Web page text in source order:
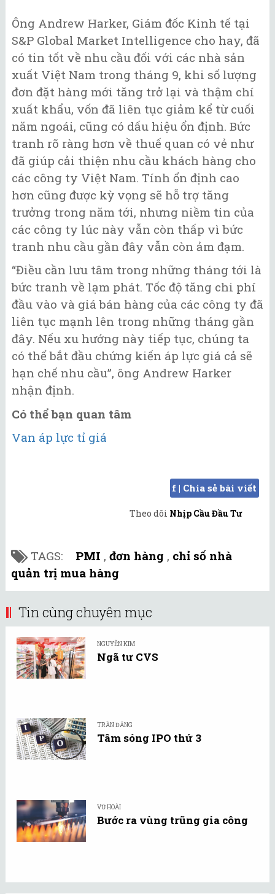
Ông Andrew Harker, Giám đốc Kinh tế tại
S&P Global Market Intelligence cho hay, đã
có tin tốt về nhu cầu đối với các nhà sản
xuất Việt Nam trong tháng 9, khi số lượng
đơn đặt hàng mới tăng trở lại và thậm chí
xuất khẩu, vốn đã liên tục giảm kể từ cuối
năm ngoái, cũng có dấu hiệu ổn định. Bức
tranh rõ ràng hơn về thuế quan có vẻ như
đã giúp cải thiện nhu cầu khách hàng cho
các công ty Việt Nam. Tính ổn định cao
hơn cũng được kỳ vọng sẽ hỗ trợ tăng
trưởng trong năm tới, nhưng niềm tin của
các công ty lúc này vẫn còn thấp vì bức
tranh nhu cầu gần đây vẫn còn ảm đạm.
“Điều cần lưu tâm trong những tháng tới là
bức tranh về lạm phát. Tốc độ tăng chi phí
đầu vào và giá bán hàng của các công ty đã
liên tục mạnh lên trong những tháng gần
đây. Nếu xu hướng này tiếp tục, chúng ta
có thể bắt đầu chứng kiến áp lực giá cả sẽ
hạn chế nhu cầu”, ông Andrew Harker
nhận định.
Có thể bạn quan tâm
Van áp lực tỉ giá
f | Chia sẻ bài viết
Theo dõi Nhịp Cầu Đầu Tư
TAGS: PMI , đơn hàng , chỉ số nhà
quản trị mua hàng
Tin cùng chuyên mục
NGUYỄN KIM
Ngã tư CVS
TRẦN ĐĂNG
Tâm sóng IPO thứ 3
VŨ HOÀI
Bước ra vùng trũng gia công